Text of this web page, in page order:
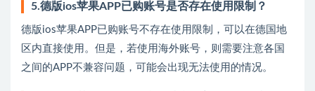
5.德版ios苹果APP已购账号是否存在使用限制？
德版ios苹果APP已购账号不存在使用限制，可以在德国地
区内直接使用。但是，若使用海外账号，则需要注意各国
之间的APP不兼容问题，可能会出现无法使用的情况。